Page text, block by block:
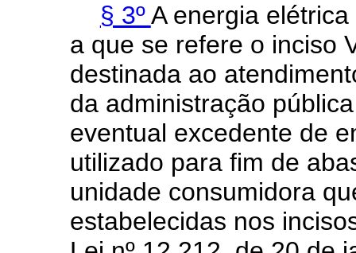
§ 3ºA energia
a que se refere o inciso
destinada ao
da administração
eventual excedente de
utilizado para fim de
unidade consumidora
estabelecidas nos